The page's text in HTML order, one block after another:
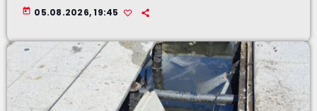
today 05.08.2026, 19:45